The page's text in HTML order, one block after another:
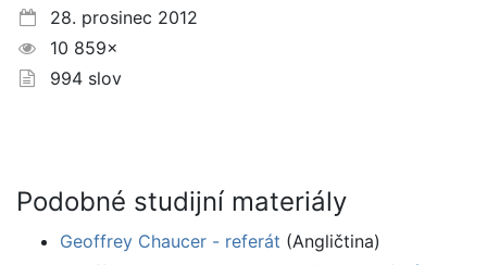
28. prosinec 2012
10 859×
994 slov
Podobné studijní materiály
Geoffrey Chaucer - referát (Angličtina)